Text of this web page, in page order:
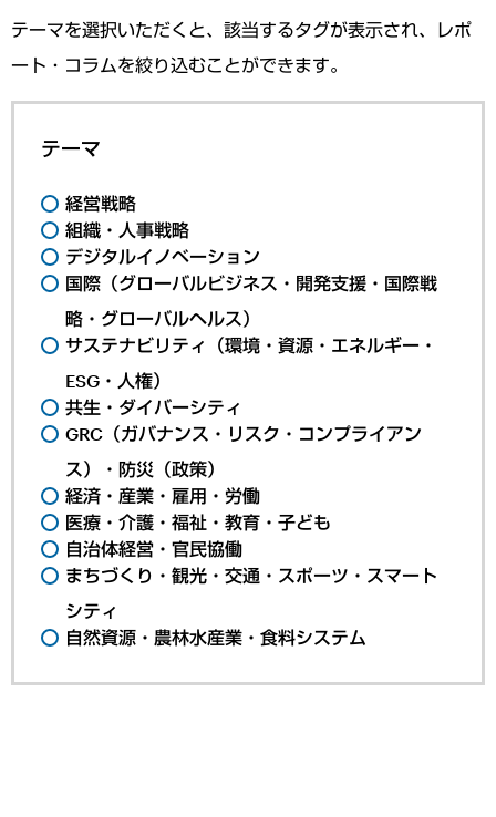
テーマを選択いただくと、該当するタグが表示され、レポ
ート・コラムを絞り込むことができます。
テーマ
経営戦略
組織・人事戦略
デジタルイノベーション
国際（グローバルビジネス・開発支援・国際戦
略・グローバルヘルス）
サステナビリティ（環境・資源・エネルギー・
ESG・人権）
共生・ダイバーシティ
GRC（ガバナンス・リスク・コンプライアン
ス）・防災（政策）
経済・産業・雇用・労働
医療・介護・福祉・教育・子ども
自治体経営・官民協働
まちづくり・観光・交通・スポーツ・スマート
シティ
自然資源・農林水産業・食料システム